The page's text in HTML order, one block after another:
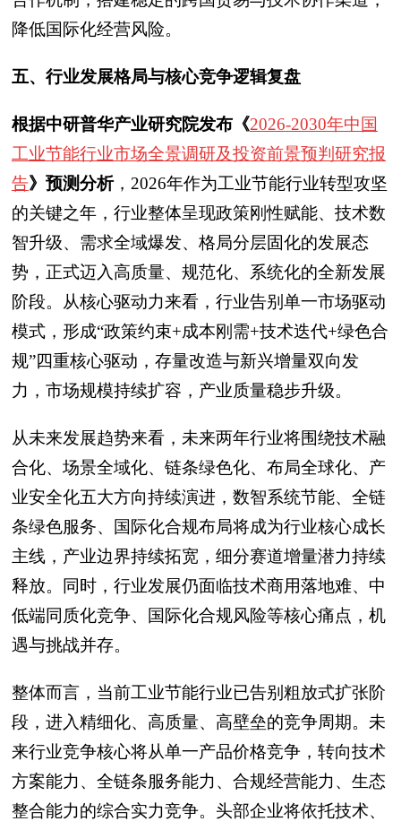
降低国际化经营风险。
五、行业发展格局与核心竞争逻辑复盘
根据中研普华产业研究院发布《2026-2030年中国
工业节能行业市场全景调研及投资前景预判研究报
告》预测分析，2026年作为工业节能行业转型攻坚
的关键之年，行业整体呈现政策刚性赋能、技术数
智升级、需求全域爆发、格局分层固化的发展态
势，正式迈入高质量、规范化、系统化的全新发展
阶段。从核心驱动力来看，行业告别单一市场驱动
模式，形成“政策约束+成本刚需+技术迭代+绿色合
规”四重核心驱动，存量改造与新兴增量双向发
力，市场规模持续扩容，产业质量稳步升级。
从未来发展趋势来看，未来两年行业将围绕技术融
合化、场景全域化、链条绿色化、布局全球化、产
业安全化五大方向持续演进，数智系统节能、全链
条绿色服务、国际化合规布局将成为行业核心成长
主线，产业边界持续拓宽，细分赛道增量潜力持续
释放。同时，行业发展仍面临技术商用落地难、中
低端同质化竞争、国际化合规风险等核心痛点，机
遇与挑战并存。
整体而言，当前工业节能行业已告别粗放式扩张阶
段，进入精细化、高质量、高壁垒的竞争周期。未
来行业竞争核心将从单一产品价格竞争，转向技术
方案能力、全链条服务能力、合规经营能力、生态
整合能力的综合实力竞争。头部企业将依托技术、